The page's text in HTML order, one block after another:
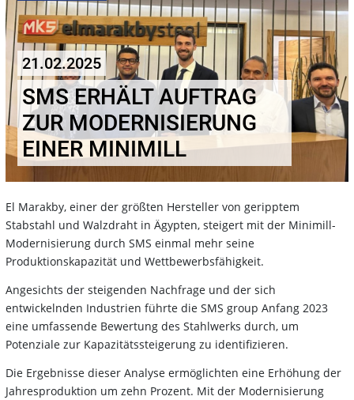
21.02.2025
SMS ERHÄLT AUFTRAG
ZUR MODERNISIERUNG
EINER MINIMILL
El Marakby, einer der größten Hersteller von geripptem
Stabstahl und Walzdraht in Ägypten, steigert mit der Minimill-
Modernisierung durch SMS einmal mehr seine
Produktionskapazität und Wettbewerbsfähigkeit.
Angesichts der steigenden Nachfrage und der sich
entwickelnden Industrien führte die SMS group Anfang 2023
eine umfassende Bewertung des Stahlwerks durch, um
Potenziale zur Kapazitätssteigerung zu identifizieren.
Die Ergebnisse dieser Analyse ermöglichten eine Erhöhung der
Jahresproduktion um zehn Prozent. Mit der Modernisierung